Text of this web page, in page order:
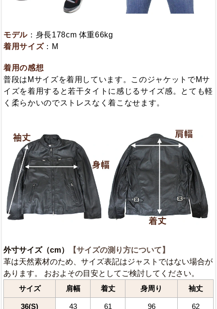
モデル：身長178cm 体重66kg
着用サイズ：M
着用の感想
普段はMサイズを着用しています。このジャケットでMサ
イズを着用すると若干タイトに感じるサイズ感。とても軽
く柔らかいのでストレスなく着こなせます。
外寸サイズ（cm）
【サイズの測り方について】
革は天然素材のため、サイズ表記はジャストではない場合が
あります。 おおよその目安としてご検討してください。
サイズ 肩幅 着丈 身周り 袖丈
36(S) 43 61 96 62